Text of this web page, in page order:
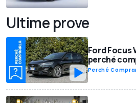
Ultime prove
Ford Focus
perché
Perché